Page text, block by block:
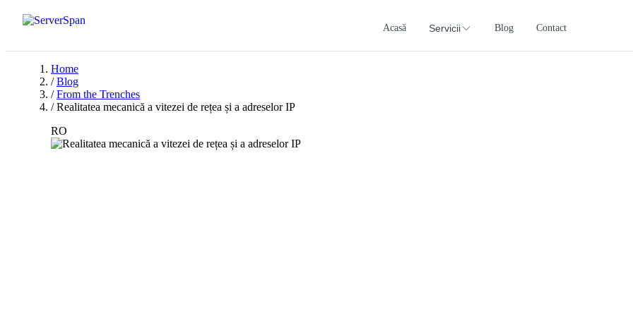
Acasă Servicii Blog Contact
Home
/ Blog
/ From the Trenches
/ Realitatea mecanică a vitezei de rețea și a adreselor IP
RO